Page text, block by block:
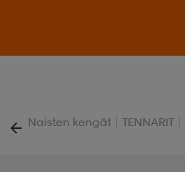
Naisten kengät | TENNARIT |